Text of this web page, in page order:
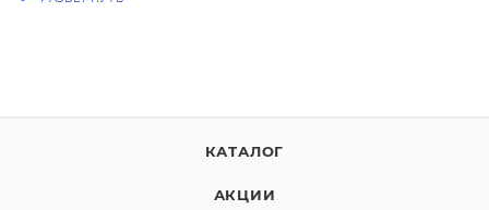
КАТАЛОГ
АКЦИИ